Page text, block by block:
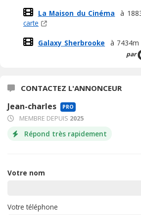
La Maison du Cinéma
à
carte
Galaxy Sherbrooke à 7434m
par
CONTACTEZ L'ANNONCEUR
Jean-charles PRO
MEMBRE DEPUIS 2025
Répond très rapidement
Votre nom
Votre téléphone